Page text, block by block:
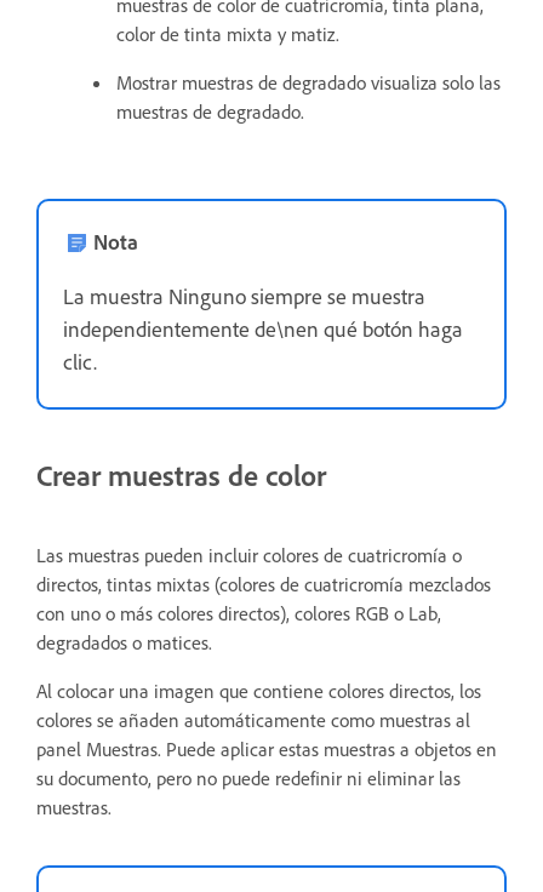
color de tinta mixta y matiz.
Mostrar muestras de degradado visualiza solo las
muestras de degradado.
Nota
La muestra Ninguno siempre se muestra
independientemente de\nen qué botón haga
clic.
Crear muestras de color
Las muestras pueden incluir colores de cuatricromía o
directos, tintas mixtas (colores de cuatricromía mezclados
con uno o más colores directos), colores RGB o Lab,
degradados o matices.
Al colocar una imagen que contiene colores directos, los
colores se añaden automáticamente como muestras al
panel Muestras. Puede aplicar estas muestras a objetos en
su documento, pero no puede redefinir ni eliminar las
muestras.